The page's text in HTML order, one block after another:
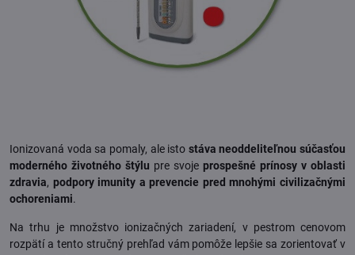
Ionizovaná voda sa pomaly, ale isto stáva neoddeliteľnou súčasťou
moderného životného štýlu pre svoje prospešné prínosy v oblasti
zdravia, podpory imunity a prevencie pred mnohými civilizačnými
ochoreniami.
Na trhu je množstvo ionizačných zariadení, v pestrom cenovom
rozpätí a tento stručný prehľad vám pomôže lepšie sa zorientovať v